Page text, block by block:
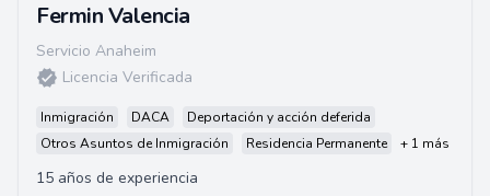
Fermin Valencia
Servicio Anaheim
Licencia Verificada
Inmigración DACA
Deportación y acción deferida
Otros Asuntos de Inmigración
Residencia Permanente + 1 más
15 años de experiencia